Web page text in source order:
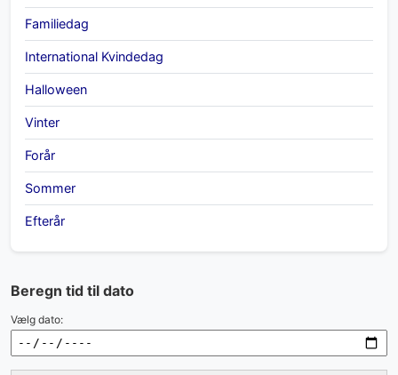
Familiedag
International Kvindedag
Halloween
Vinter
Forår
Sommer
Efterår
Beregn tid til dato
Vælg dato: